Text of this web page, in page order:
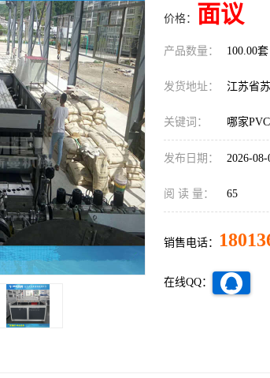
价格： 面议
产品数量： 100.00套
发货地址： 江苏省
关键词： 哪家
发布日期： 2026-08-
阅 读 量： 65
销售电话：
在线QQ：